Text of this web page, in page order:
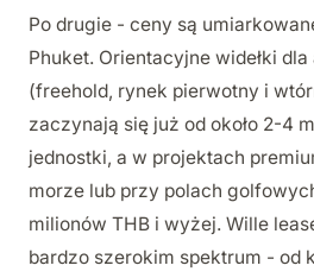
Po drugie - ceny są
Phuket. Orientacyjne widełki
(freehold, rynek pierwotny i
zaczynają się już od około 2-4
jednostki, a w projektach
morze lub przy polach
milionów THB i wyżej. Wille
bardzo szerokim spektrum - od